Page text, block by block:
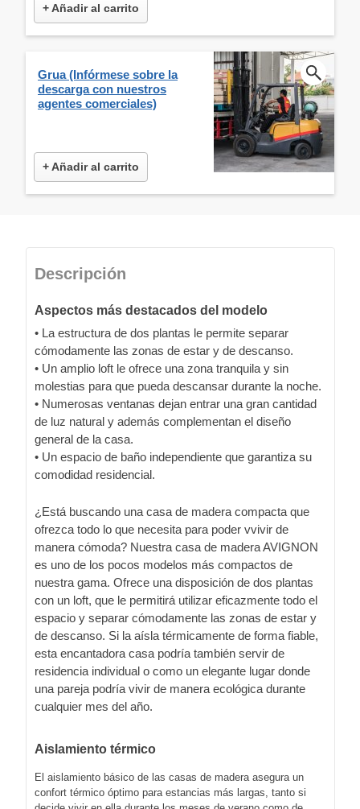
+ Añadir al carrito
Grua (Infórmese sobre la
descarga con nuestros
agentes comerciales)
+ Añadir al carrito
Descripción
Aspectos más destacados del modelo
• La estructura de dos plantas le permite separar
cómodamente las zonas de estar y de descanso.
• Un amplio loft le ofrece una zona tranquila y sin
molestias para que pueda descansar durante la noche.
• Numerosas ventanas dejan entrar una gran cantidad
de luz natural y además complementan el diseño
general de la casa.
• Un espacio de baño independiente que garantiza su
comodidad residencial.
¿Está buscando una casa de madera compacta que
ofrezca todo lo que necesita para poder vvivir de
manera cómoda? Nuestra casa de madera AVIGNON
es uno de los pocos modelos más compactos de
nuestra gama. Ofrece una disposición de dos plantas
con un loft, que le permitirá utilizar eficazmente todo el
espacio y separar cómodamente las zonas de estar y
de descanso. Si la aísla térmicamente de forma fiable,
esta encantadora casa podría también servir de
residencia individual o como un elegante lugar donde
una pareja podría vivir de manera ecológica durante
cualquier mes del año.
Aislamiento térmico
El aislamiento básico de las casas de madera asegura un
confort térmico óptimo para estancias más largas, tanto si